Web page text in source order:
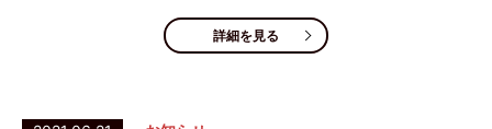
詳細を見る